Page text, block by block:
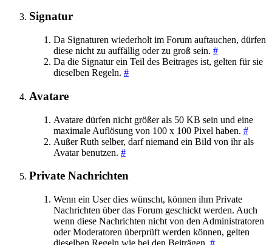
Signatur
Da Signaturen wiederholt im Forum auftauchen, dürfen
diese nicht zu auffällig oder zu groß sein. #
Da die Signatur ein Teil des Beitrages ist, gelten für sie
dieselben Regeln. #
Avatare
Avatare dürfen nicht größer als 50 KB sein und eine
maximale Auflösung von 100 x 100 Pixel haben. #
Außer Ruth selber, darf niemand ein Bild von ihr als
Avatar benutzen. #
Private Nachrichten
Wenn ein User dies wünscht, können ihm Private
Nachrichten über das Forum geschickt werden. Auch
wenn diese Nachrichten nicht von den Administratoren
oder Moderatoren überprüft werden können, gelten
dieselben Regeln wie bei den Beiträgen. #